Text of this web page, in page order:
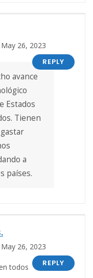
26, 2023
REPLY
avance
Estados
Tienen
a
países.
26, 2023
REPLY
todos